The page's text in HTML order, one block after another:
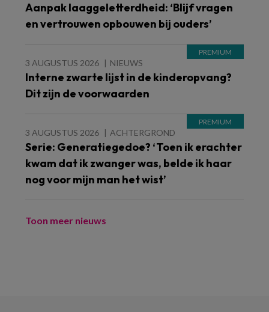
Aanpak laaggeletterdheid: ‘Blijf vragen
en vertrouwen opbouwen bij ouders’
3 AUGUSTUS 2026 NIEUWS
Interne zwarte lijst in de kinderopvang?
Dit zijn de voorwaarden
3 AUGUSTUS 2026 ACHTERGROND
Serie: Generatiegedoe? ‘Toen ik erachter
kwam dat ik zwanger was, belde ik haar
nog voor mijn man het wist’
Toon meer nieuws